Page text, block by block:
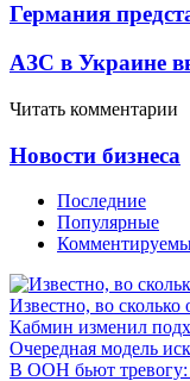
Германия
АЗС в Украине
Читать комментарии
Новости бизнеса
Последние
Популярные
Известно, во сколько
Кабмин изменил
Очередная модель
В ООН бьют тревогу: